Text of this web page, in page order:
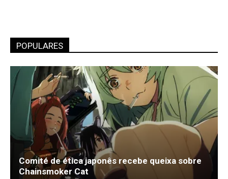
POPULARES
Comité de ética japonês recebe queixa sobre
Chainsmoker Cat